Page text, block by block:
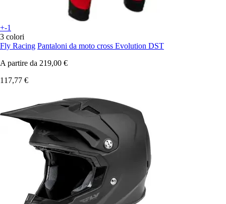
+-1
3 colori
Fly Racing Pantaloni da moto cross Evolution DST
A partire da 219,00 €
117,77 €